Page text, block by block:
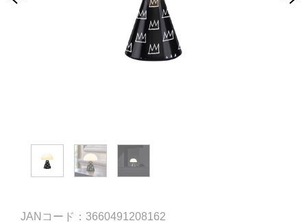
JANコード：3660491208162